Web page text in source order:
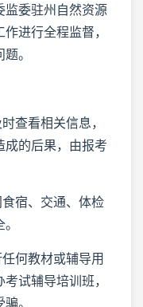
监委驻州自然资源
进行全程监督，
。
查看相关信息，
成的后果，由报考
宿、交通、体检
何教材或辅导用
试辅导培训班，
。